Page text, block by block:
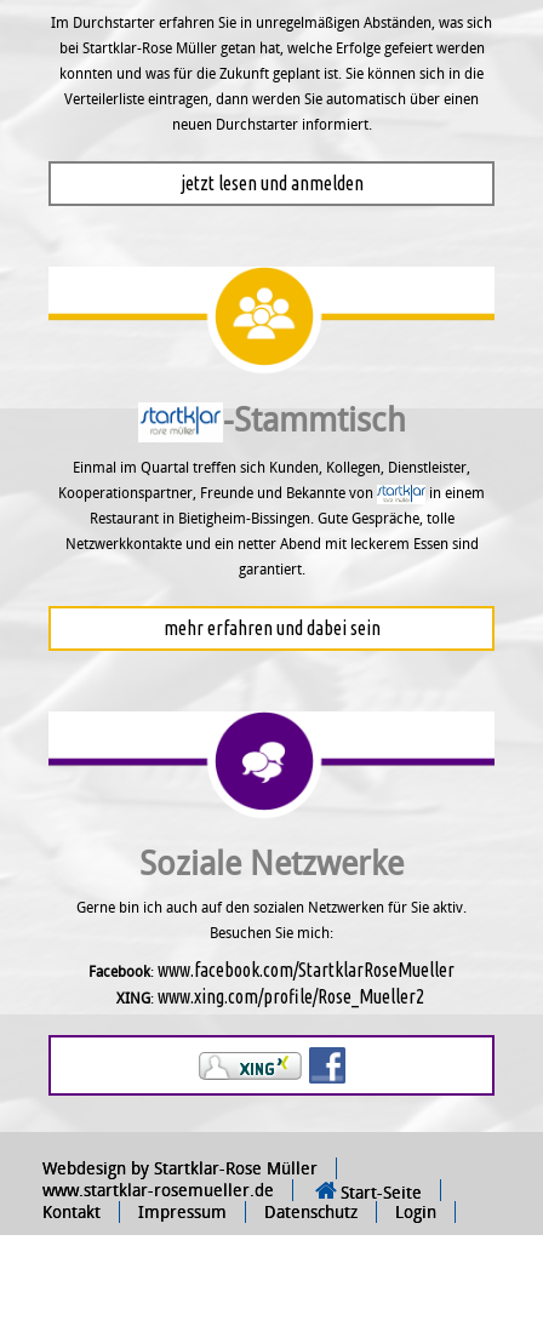
Im Durchstarter erfahren Sie in unregel­mäßigen Abständen, was sich
bei Startklar-Rose Müller getan hat, welche Erfolge gefeiert werden
konnten und was für die Zukunft geplant ist. Sie können sich in die
Verteilerliste eintragen, dann werden Sie automatisch über einen
neuen Durchstarter informiert.
jetzt lesen und anmelden
-Stammtisch
Einmal im Quartal treffen sich Kunden, Kollegen, Dienstleister,
Kooperationspartner, Freunde und Bekannte von
in einem
Restaurant in Bietigheim-Bissingen. Gute Gespräche, tolle
Netzwerkkontakte und ein netter Abend mit leckerem Essen sind
garantiert.
mehr erfahren und dabei sein
Soziale Netzwerke
Gerne bin ich auch auf den sozialen Netzwerken für Sie aktiv.
Besuchen Sie mich:
Facebook: www.facebook.com/StartklarRoseMueller
XING: www.xing.com/profile/Rose_Mueller2
Webdesign by Startklar-Rose Müller
www.startklar-rosemueller.de
Start-Seite
Kontakt
Impressum Datenschutz Login